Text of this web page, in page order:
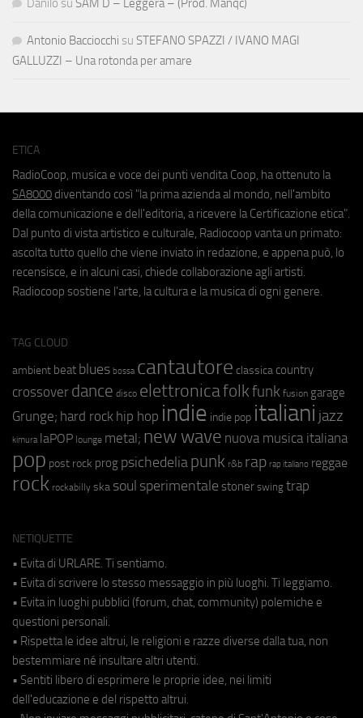
Danilo su SAM D – Leggera – (Prod. Manqc)
Antonio Bacciocchi su STEFANO SPAZZI / IVANO MAGI
GALLUZZI – Una rotonda per amare
ETICA
RadioCoop, musica e voce dei punti vendita Coop, ha ottenuto la
SA8000 diventando così "la prima azienda al mondo, nell'ambito
della comunicazione e dell'editoria, a ricevere la Certificazione etica".
Dal punto di vista artistico e culturale, Radiocoop vanta un primato:
ascolta tutto quello che viene inviato in redazione, e appena può, lo
recensisce, e in alcuni casi, chiede collaborazione agli artisti.
Radiocoop sostiene l'arte, la cultura e la musica di ogni genere.
TAG CLOUD
ambient beat blues bossa cantautore classica country
crossover dance disco elettronicafolkfunk fusion garage
Grunge; hard rock hip hop indie indie pop italiani jazz
kimura laPOP lounge metal; new wave nuova musica italiana
pop post rock prog psichedeliapunk r&b rap rap italiano reggae
rock rockabilly ska soul sperimentale stoner swing trap
NETIQUETTE
• Evita di URLARE. Ti sentiamo.
• Evita di scrivere lo stesso messaggio in più luoghi. Ti leggiamo.
• Evita in luoghi pubblici (forum, chat, community) polemiche e
questioni personali.
• Rispetta le idee altrui, le religioni e razze diverse dalla tua, non
bestemmiare né insultare altri utenti.
• Sentiti libero di esprimere le proprie idee, nei limiti
dell'educazione e del rispetto altrui.